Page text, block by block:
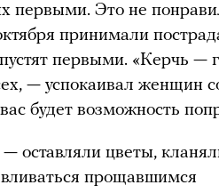
первыми. Это не
принимали
первыми. «Керчь —
— успокаивал женщин
будет возможность
оставляли цветы,
прощавшимся